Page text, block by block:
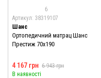
6
Артикул: 38319107
Шанс
Ортопедичний матрац Шанс
Престиж 70x190
4 167 грн 6 943 грн
В наявності